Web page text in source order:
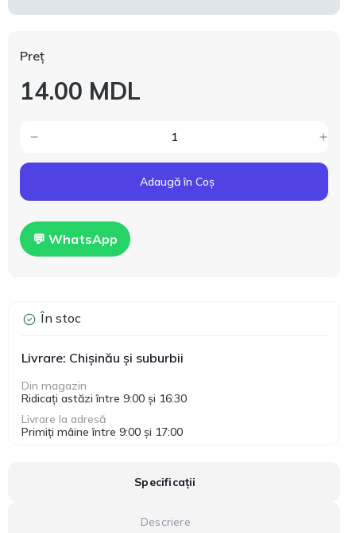
Preț
14.00 MDL
Adaugă în Coș
💬 WhatsApp
În stoc
Livrare: Chișinău și suburbii
Din magazin
Ridicați astăzi între 9:00 și 16:30
Livrare la adresă
Primiți mâine între 9:00 și 17:00
Specificații
Descriere